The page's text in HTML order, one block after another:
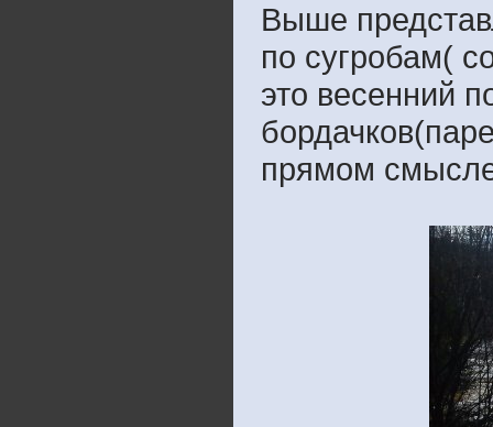
Выше
по сугробам(
это весенний
прямом